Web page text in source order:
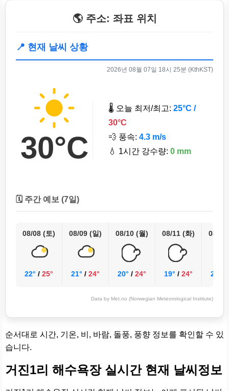
🌎 주소: 좌표 위치
📍 현재 날씨 상황
2026년 08월 07일 18시 25분 (KthKST)
30°C
🌡️ 오늘 최저/최고: 25°C /
30°C
💨 풍속: 4.3 m/s
💧 1시간 강수량: 0 mm
🗓️ 주간 예보 (7일)
08/08 (토)
22° / 25°
08/09 (일)
21° / 24°
08/10 (월)
20° / 24°
08/11 (화)
19° / 24°
08/12
20°
Data by Met.no (Norwegian Meteorological Institute)
순서대로 시간, 기온, 비, 바람, 돌풍, 풍향 정보를 확인할 수 있
습니다.
거진1리 해수욕장 실시간 현재 날씨정보